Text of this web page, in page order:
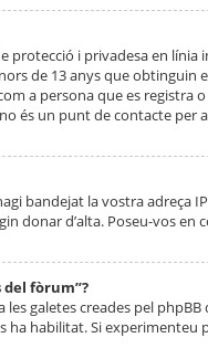
protecció i privadesa en
de 13 anys que obtinguin
a persona que es
és un punt de contacte per
bandejat la vostra
donar d’alta. Poseu-vos
del fòrum”?
les galetes creades pel
ha habilitat. Si